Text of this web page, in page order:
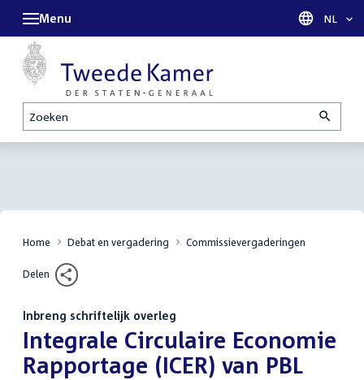
Zoeken
Menu Taal
NL
Home Debat en vergadering Commissievergaderingen
Delen
Inbreng schriftelijk overleg
:Integrale Circulaire Economie
Rapportage (ICER) van PBL